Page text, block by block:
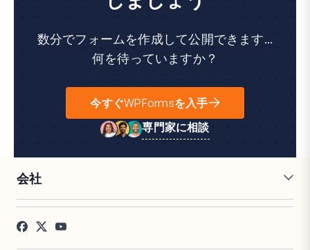
数分でフォームを作成して公開できます...
何を待っていますか？
今すぐWPFormsを入手
専門家に相談
会社
採用情報
お客様の声
アフィリエイト